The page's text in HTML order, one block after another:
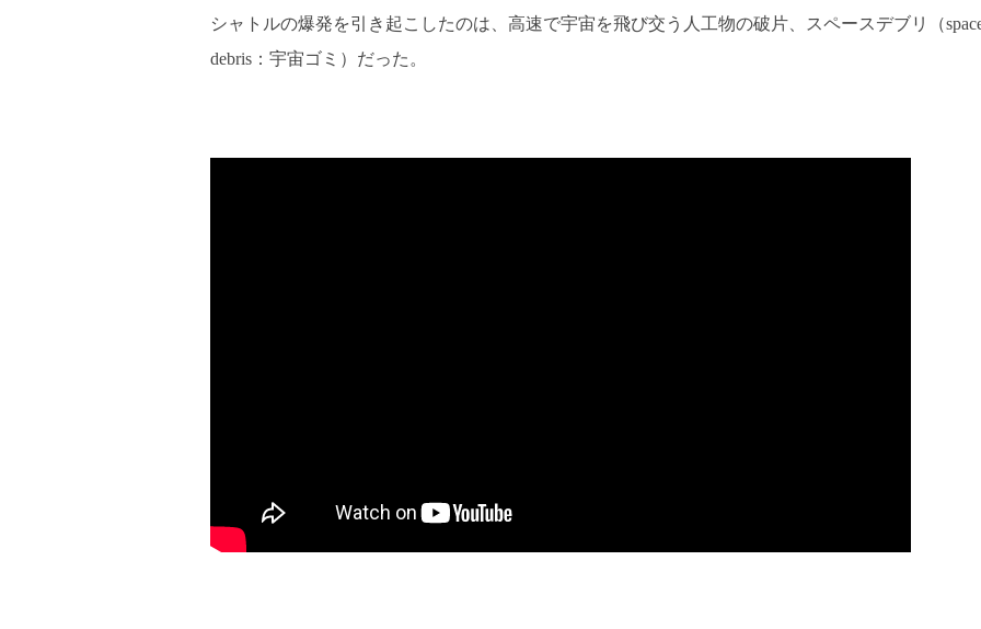
シャトルの爆発を引き起こしたのは、高速で宇宙を飛び交う人工物の破片、スペースデブリ（
debris：宇宙ゴミ）だった。